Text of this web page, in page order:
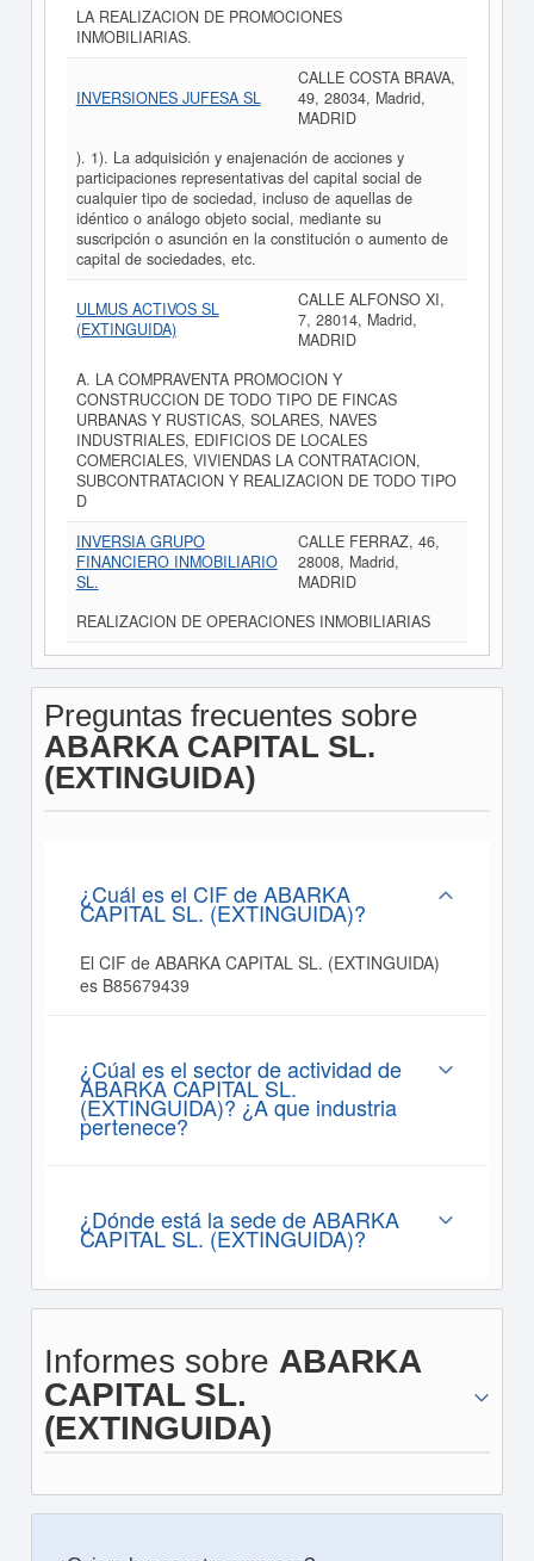
LA REALIZACION DE PROMOCIONES
INMOBILIARIAS.
INVERSIONES JUFESA SL
CALLE COSTA BRAVA,
49, 28034, Madrid,
MADRID
). 1). La adquisición y enajenación de acciones y
participaciones representativas del capital social de
cualquier tipo de sociedad, incluso de aquellas de
idéntico o análogo objeto social, mediante su
suscripción o asunción en la constitución o aumento de
capital de sociedades, etc.
ULMUS ACTIVOS SL
(EXTINGUIDA)
CALLE ALFONSO XI,
7, 28014, Madrid,
MADRID
A. LA COMPRAVENTA PROMOCION Y
CONSTRUCCION DE TODO TIPO DE FINCAS
URBANAS Y RUSTICAS, SOLARES, NAVES
INDUSTRIALES, EDIFICIOS DE LOCALES
COMERCIALES, VIVIENDAS LA CONTRATACION,
SUBCONTRATACION Y REALIZACION DE TODO TIPO
D
INVERSIA GRUPO
FINANCIERO INMOBILIARIO
SL.
CALLE FERRAZ, 46,
28008, Madrid,
MADRID
REALIZACION DE OPERACIONES INMOBILIARIAS
Preguntas frecuentes sobre
ABARKA CAPITAL SL.
(EXTINGUIDA)
¿Cuál es el CIF de ABARKA
CAPITAL SL. (EXTINGUIDA)?
El CIF de ABARKA CAPITAL SL. (EXTINGUIDA)
es B85679439
¿Cúal es el sector de actividad de
ABARKA CAPITAL SL.
(EXTINGUIDA)? ¿A que industria
pertenece?
¿Dónde está la sede de ABARKA
CAPITAL SL. (EXTINGUIDA)?
Informes sobre ABARKA
CAPITAL SL.
(EXTINGUIDA)